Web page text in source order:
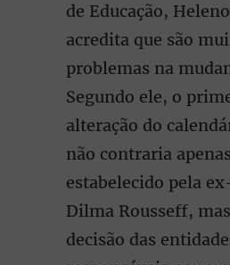
de Educação,
acredita que são
problemas na
Segundo ele, o
alteração do
não contraria
estabelecido pela
Dilma Rousseff,
decisão das